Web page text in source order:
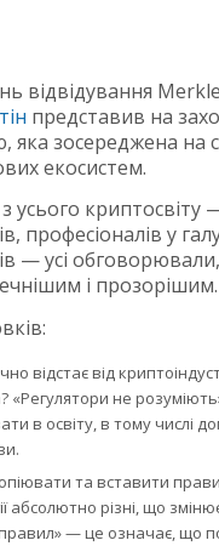
відвідування
представив на
яка зосереджена на
екосистем.
усього криптосвіту
професіоналів у
— усі
і прозорішим.
відстає від
не
в освіту, в тому числі
та вставити
абсолютно різні, що
правил» — це означає, що